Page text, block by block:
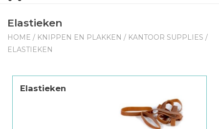
Elastieken
HOME / KNIPPEN EN PLAKKEN / KANTOOR SUPPLIES /
ELASTIEKEN
Elastieken